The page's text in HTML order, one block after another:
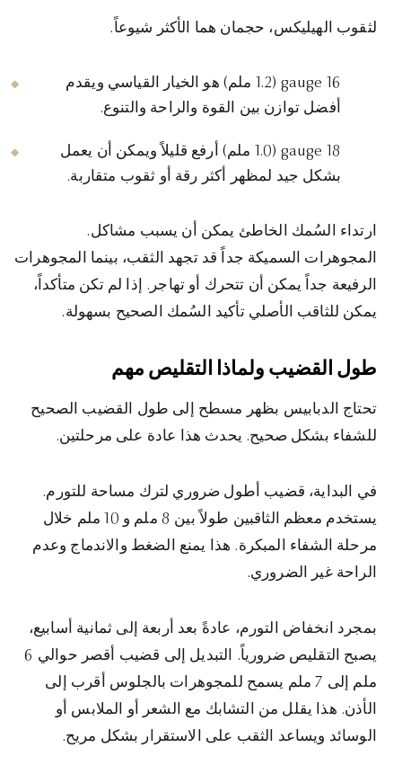
لثقوب الهيليكس، حجمان هما الأكثر شيوعاً.
16 gauge (1.2 ملم) هو الخيار القياسي ويقدم
أفضل توازن بين القوة والراحة والتنوع.
18 gauge (1.0 ملم) أرفع قليلاً ويمكن أن يعمل
بشكل جيد لمظهر أكثر رقة أو ثقوب متقاربة.
ارتداء السُمك الخاطئ يمكن أن يسبب مشاكل.
المجوهرات السميكة جداً قد تجهد الثقب، بينما المجوهرات
الرفيعة جداً يمكن أن تتحرك أو تهاجر. إذا لم تكن متأكداً،
يمكن للثاقب الأصلي تأكيد السُمك الصحيح بسهولة.
طول القضيب ولماذا التقليص مهم
تحتاج الدبابيس بظهر مسطح إلى طول القضيب الصحيح
للشفاء بشكل صحيح. يحدث هذا عادة على مرحلتين.
في البداية، قضيب أطول ضروري لترك مساحة للتورم.
يستخدم معظم الثاقبين طولاً بين 8 ملم و 10 ملم خلال
مرحلة الشفاء المبكرة. هذا يمنع الضغط والاندماج وعدم
الراحة غير الضروري.
بمجرد انخفاض التورم، عادةً بعد أربعة إلى ثمانية أسابيع،
يصبح التقليص ضرورياً. التبديل إلى قضيب أقصر حوالي 6
ملم إلى 7 ملم يسمح للمجوهرات بالجلوس أقرب إلى
الأذن. هذا يقلل من التشابك مع الشعر أو الملابس أو
الوسائد ويساعد الثقب على الاستقرار بشكل مريح.